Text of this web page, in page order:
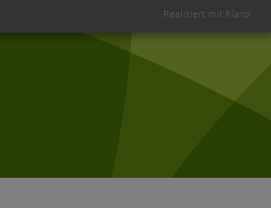
Realisiert mit Klaro!